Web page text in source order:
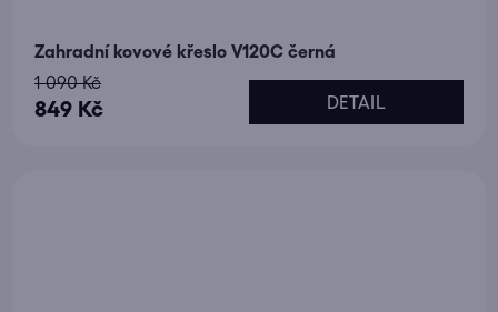
Zahradní kovové křeslo V120C černá
849 Kč
1 090 Kč
DETAIL